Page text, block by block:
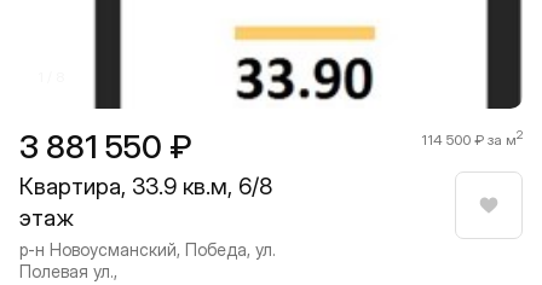
3 881 550 ₽ 114 500 ₽ за м2
Квартира, 33.9 кв.м, 6/8
этаж
р-н Новоусманский, Победа, ул.
Полевая ул.,